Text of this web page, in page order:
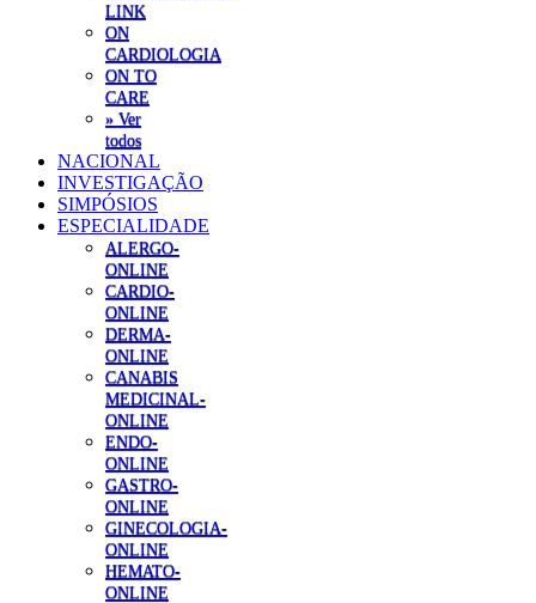
LINK
ON
CARDIOLOGIA
ON TO
CARE
» Ver
todos
NACIONAL
INVESTIGAÇÃO
SIMPÓSIOS
ESPECIALIDADE
ALERGO-
ONLINE
CARDIO-
ONLINE
DERMA-
ONLINE
CANABIS
MEDICINAL-
ONLINE
ENDO-
ONLINE
GASTRO-
ONLINE
GINECOLOGIA-
ONLINE
HEMATO-
ONLINE